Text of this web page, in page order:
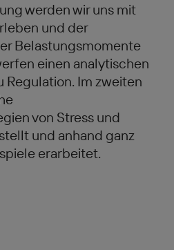
werden wir uns mit
und der
Belastungsmomente
einen analytischen
Regulation. Im zweiten
von Stress und
und anhand ganz
erarbeitet.